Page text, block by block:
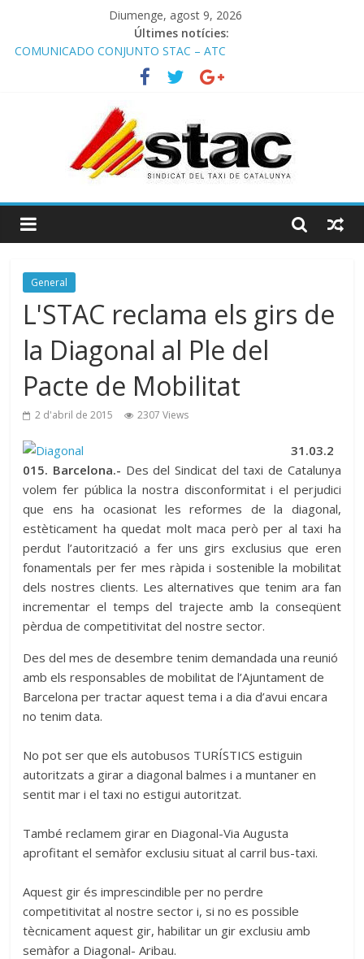
Diumenge, agost 9, 2026
Últimes notícies:
COMUNICADO CONJUNTO STAC – ATC
Comunicado STAC/ ATC de la reunión con los Mossos d
‘Esquadra del aeropuerto de Barcelona.
Programa de Radio TAXI LIBRE 29.07.2026 en COOLTURA FM.
STAC/ATC SOLICITAN TAULA TÈCNICA PARA MEJORAR LA
OPERATIVA DE ENTRADA EN EL PUERTO DE BARCELONA.
Programa de Radio TAXI LIBRE 22.07.2026 en COOLTURA FM.
General
L'STAC reclama els girs de
la Diagonal al Ple del
Pacte de Mobilitat
2 d'abril de 2015 2307 Views
31.03.2
015. Barcelona.- Des del Sindicat del taxi de Catalunya
volem fer pública la nostra disconformitat i el perjudici
que ens ha ocasionat les reformes de la diagonal,
estèticament ha quedat molt maca però per al taxi ha
perdut l’autorització a fer uns girs exclusius que eren
fonamentals per fer mes ràpida i sostenible la mobilitat
dels nostres clients. Les alternatives que tenim ara fan
incrementar el temps del trajecte amb la conseqüent
pèrdua de competitivitat del nostre sector.
Des del mes de desembre tenim demandada una reunió
amb els responsables de mobilitat de l’Ajuntament de
Barcelona per tractar aquest tema i a dia d’avui encara
no tenim data.
No pot ser que els autobusos TURÍSTICS estiguin
autoritzats a girar a diagonal balmes i a muntaner en
sentit mar i el taxi no estigui autoritzat.
També reclamem girar en Diagonal-Via Augusta
aprofitant el semàfor exclusiu situat al carril bus-taxi.
Aquest gir és imprescindible per no perdre
competitivitat al nostre sector i, si no es possible
tècnicament aquest gir, habilitar un gir exclusiu amb
semàfor a Diagonal- Aribau.